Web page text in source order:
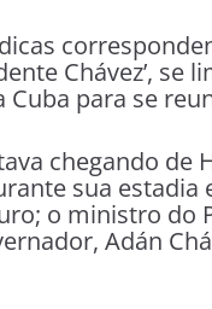
Chávez’, se
Cuba para se
chegando de
sua estadia
o ministro do
Adán